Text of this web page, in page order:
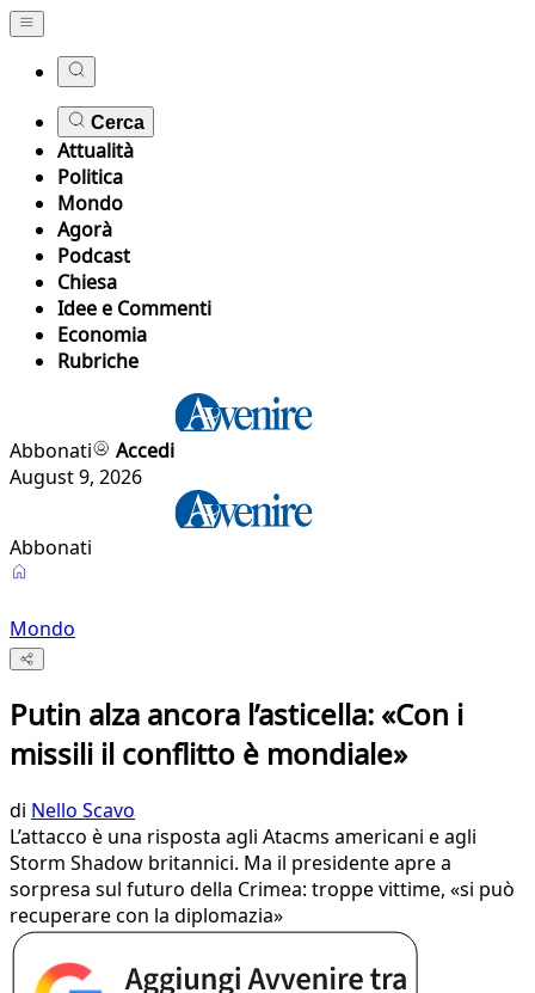
Cerca
Attualità
Politica
Mondo
Agorà
Podcast
Chiesa
Idee e Commenti
Economia
Rubriche
Abbonati
Accedi
August 9, 2026
Abbonati
Mondo
Putin alza ancora l’asticella: «Con i
missili il conflitto è mondiale»
di Nello Scavo
L’attacco è una risposta agli Atacms americani e agli
Storm Shadow britannici. Ma il presidente apre a
sorpresa sul futuro della Crimea: troppe vittime, «si può
recuperare con la diplomazia»